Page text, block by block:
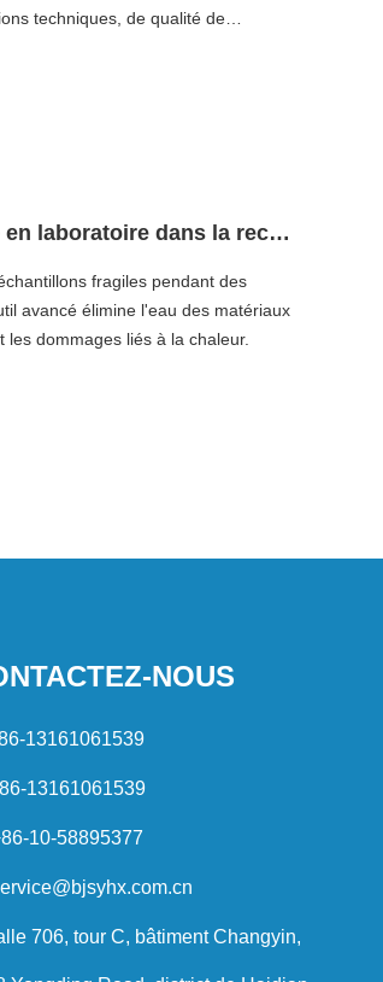
techniques, de qualité de
Avantages supérieurs de l'utilisation d'un sèche-linge en laboratoire dans la recherche
fragiles pendant des
avancé élimine l'eau des matériaux
dommages liés à la chaleur.
NOUS
13161061539
13161061539
10-58895377
706, tour C, bâtiment Changyin,